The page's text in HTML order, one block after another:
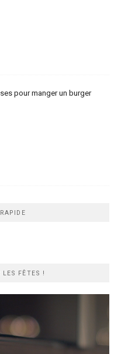
pour manger un burger
LES FÊTES !